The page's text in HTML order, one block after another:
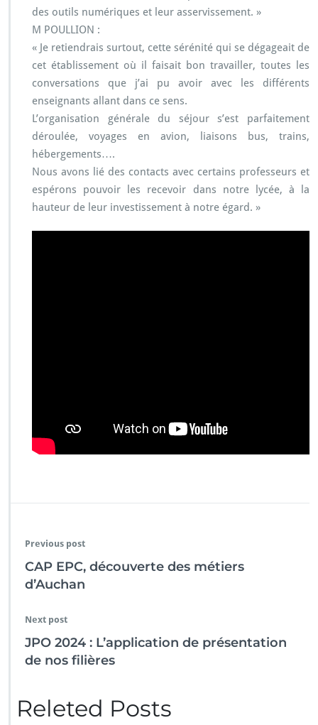
des outils numériques et leur asservissement. »
M POULLION :
« Je retiendrais surtout, cette sérénité qui se dégageait de
cet établissement où il faisait bon travailler, toutes les
conversations que j’ai pu avoir avec les différents
enseignants allant dans ce sens.
L’organisation générale du séjour s’est parfaitement
déroulée, voyages en avion, liaisons bus, trains,
hébergements….
Nous avons lié des contacts avec certains professeurs et
espérons pouvoir les recevoir dans notre lycée, à la
hauteur de leur investissement à notre égard. »
Previous post
CAP EPC, découverte des métiers
d’Auchan
Next post
JPO 2024 : L’application de présentation
de nos filières
Releted Posts